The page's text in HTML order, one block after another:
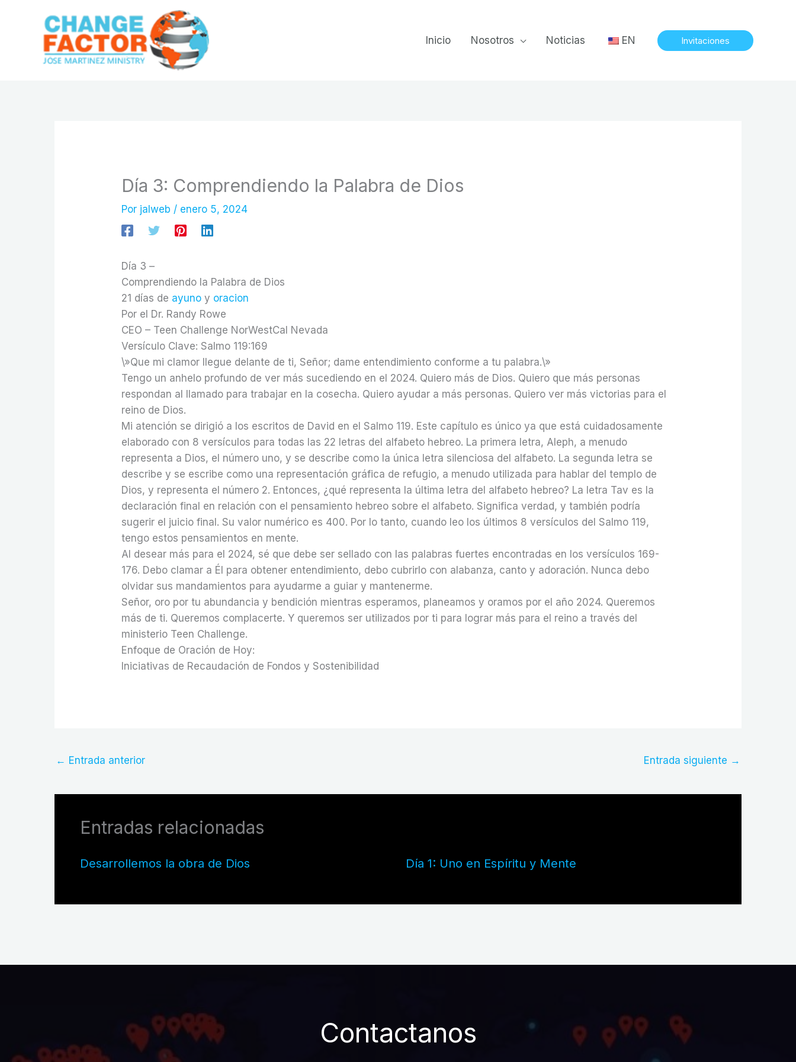
contenido
Inicio Nosotros Noticias EN Invitaciones
Día 3: Comprendiendo la Palabra de Dios
Por jalweb / enero 5, 2024
Día 3 –
Comprendiendo la Palabra de Dios
21 días de ayuno y oracion
Por el Dr. Randy Rowe
CEO – Teen Challenge NorWestCal Nevada
Versículo Clave: Salmo 119:169
\»Que mi clamor llegue delante de ti, Señor; dame entendimiento conforme a tu palabra.\»
Tengo un anhelo profundo de ver más sucediendo en el 2024. Quiero más de Dios. Quiero que más personas
respondan al llamado para trabajar en la cosecha. Quiero ayudar a más personas. Quiero ver más victorias para el
reino de Dios.
Mi atención se dirigió a los escritos de David en el Salmo 119. Este capítulo es único ya que está cuidadosamente
elaborado con 8 versículos para todas las 22 letras del alfabeto hebreo. La primera letra, Aleph, a menudo
representa a Dios, el número uno, y se describe como la única letra silenciosa del alfabeto. La segunda letra se
describe y se escribe como una representación gráfica de refugio, a menudo utilizada para hablar del templo de
Dios, y representa el número 2. Entonces, ¿qué representa la última letra del alfabeto hebreo? La letra Tav es la
declaración final en relación con el pensamiento hebreo sobre el alfabeto. Significa verdad, y también podría
sugerir el juicio final. Su valor numérico es 400. Por lo tanto, cuando leo los últimos 8 versículos del Salmo 119,
tengo estos pensamientos en mente.
Al desear más para el 2024, sé que debe ser sellado con las palabras fuertes encontradas en los versículos 169-
176. Debo clamar a Él para obtener entendimiento, debo cubrirlo con alabanza, canto y adoración. Nunca debo
olvidar sus mandamientos para ayudarme a guiar y mantenerme.
Señor, oro por tu abundancia y bendición mientras esperamos, planeamos y oramos por el año 2024. Queremos
más de ti. Queremos complacerte. Y queremos ser utilizados por ti para lograr más para el reino a través del
ministerio Teen Challenge.
Enfoque de Oración de Hoy:
Iniciativas de Recaudación de Fondos y Sostenibilidad
← Entrada anterior Entrada siguiente →
Entradas relacionadas
Desarrollemos la obra de Dios Día 1: Uno en Espíritu y Mente
Contactanos